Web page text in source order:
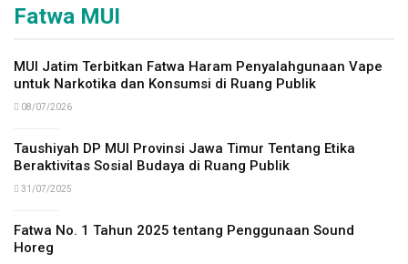
Fatwa MUI
MUI Jatim Terbitkan Fatwa Haram Penyalahgunaan Vape
untuk Narkotika dan Konsumsi di Ruang Publik
08/07/2026
Taushiyah DP MUI Provinsi Jawa Timur Tentang Etika
Beraktivitas Sosial Budaya di Ruang Publik
31/07/2025
Fatwa No. 1 Tahun 2025 tentang Penggunaan Sound
Horeg